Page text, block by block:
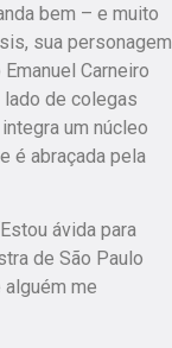
bem – e muito
sua personagem
Carneiro
lado de colegas
um núcleo
é abraçada pela
ávida para
de São Paulo
alguém me